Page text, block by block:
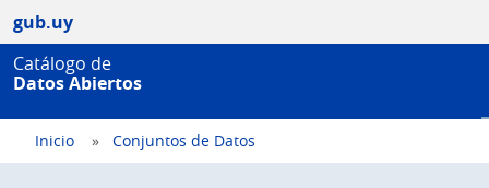
gub.uy
Catálogo de
Datos Abiertos
Inicio Conjuntos de Datos